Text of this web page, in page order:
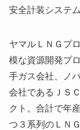
安全計装システ
ヤマルＬＮＧプ
模な資源開発プ
手ガス会社、ノ
会社であるＪＳ
クト。合計で年
つ３系列のＬＮ